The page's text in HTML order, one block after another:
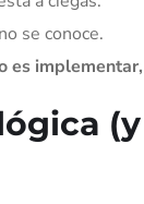
se conoce.
es